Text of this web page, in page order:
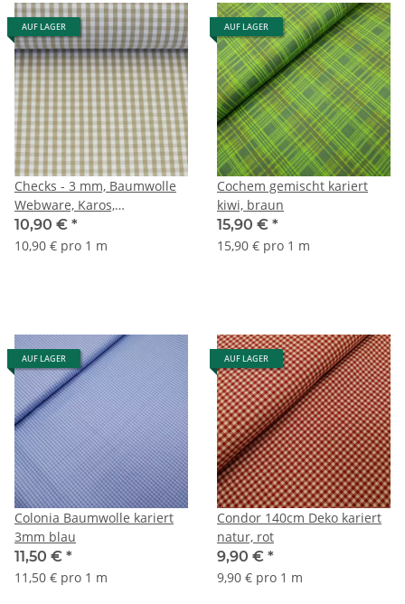
AUF LAGER
Checks - 3 mm, Baumwolle
Webware, Karos,
schlamm/weiß
10,90 € *
10,90 € pro 1 m
AUF LAGER
Cochem gemischt kariert
kiwi, braun
15,90 € *
15,90 € pro 1 m
AUF LAGER
Colonia Baumwolle kariert
3mm blau
11,50 € *
11,50 € pro 1 m
AUF LAGER
Condor 140cm Deko kariert
natur, rot
9,90 € *
9,90 € pro 1 m